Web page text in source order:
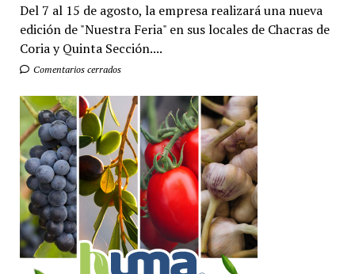
Del 7 al 15 de agosto, la empresa realizará una nueva
edición de "Nuestra Feria" en sus locales de Chacras de
Coria y Quinta Sección....
Comentarios cerrados